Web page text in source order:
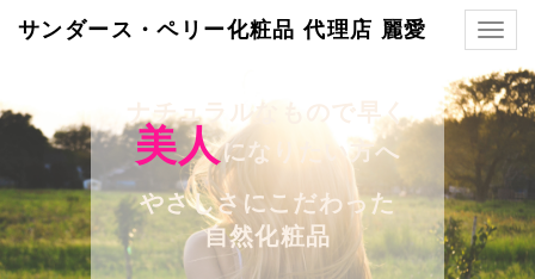
サンダース・ペリー化粧品 代理店 麗愛
ナチュラルなもので早く
美人になりたい方へ
やさしさにこだわった
自然化粧品